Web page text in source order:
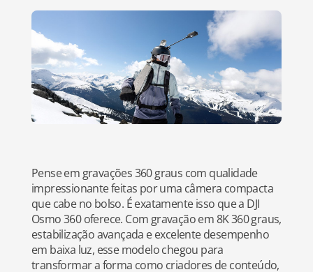
Pense em gravações 360 graus com qualidade
impressionante feitas por uma câmera compacta
que cabe no bolso. É exatamente isso que a DJI
Osmo 360 oferece. Com gravação em 8K 360 graus,
estabilização avançada e excelente desempenho
em baixa luz, esse modelo chegou para
transformar a forma como criadores de conteúdo,